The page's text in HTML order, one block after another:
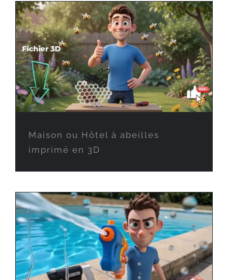
Maison ou Hôtel à abeilles
imprimé en 3D